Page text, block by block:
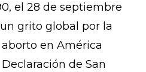
el 28 de septiembre
grito global por la
en América
de San